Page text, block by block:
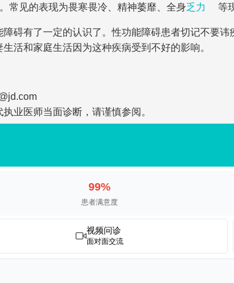
常见的表现为畏寒畏冷、精神萎靡、全身乏力 等
碍有了一定的认识了。性功能障碍患者切记不要
活和家庭生活因为这种疾病受到不好的影响。
业医师当面诊断，请谨慎参阅。
99%
患者满意度
视频问诊
面对面交流